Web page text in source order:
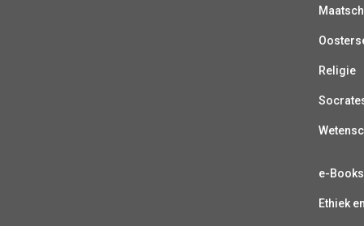
Religie
e-Books
Ethiek